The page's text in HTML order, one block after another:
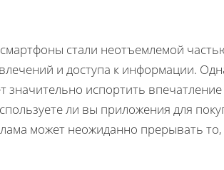
стали неотъемлемой
и доступа к информации.
значительно испортить
ли вы приложения для
может неожиданно прерывать